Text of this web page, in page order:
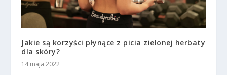
Jakie są korzyści płynące z picia zielonej herbaty
dla skóry?
14 maja 2022